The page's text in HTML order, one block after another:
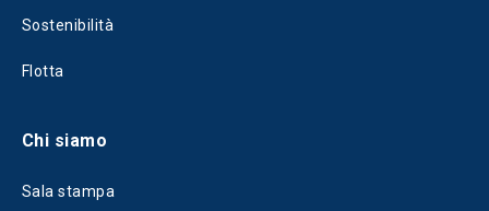
Sostenibilità
Flotta
Chi siamo
Sala stampa